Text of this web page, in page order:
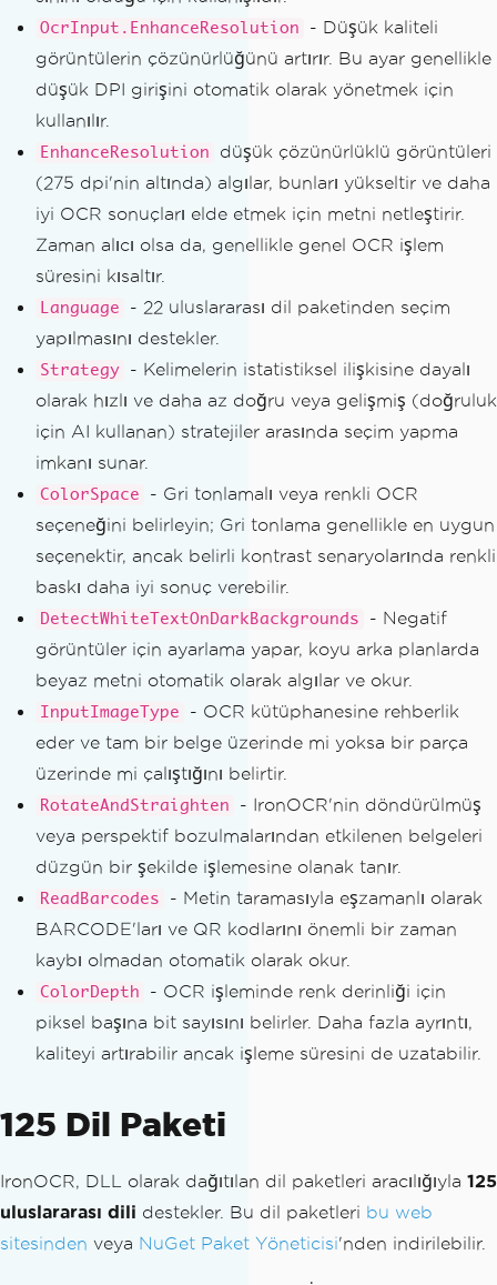
OcrInput.EnhanceResolution
- Düşük kaliteli
görüntülerin çözünürlüğünü artırır. Bu ayar genellikle
düşük DPI girişini otomatik olarak yönetmek için
kullanılır.
EnhanceResolution
düşük çözünürlüklü görüntüleri
(275 dpi'nin altında) algılar, bunları yükseltir ve daha
iyi OCR sonuçları elde etmek için metni netleştirir.
Zaman alıcı olsa da, genellikle genel OCR işlem
süresini kısaltır.
Language
- 22 uluslararası dil paketinden seçim
yapılmasını destekler.
Strategy
- Kelimelerin istatistiksel ilişkisine dayalı
olarak hızlı ve daha az doğru veya gelişmiş (doğruluk
için AI kullanan) stratejiler arasında seçim yapma
imkanı sunar.
ColorSpace
- Gri tonlamalı veya renkli OCR
seçeneğini belirleyin; Gri tonlama genellikle en uygun
seçenektir, ancak belirli kontrast senaryolarında renkli
baskı daha iyi sonuç verebilir.
DetectWhiteTextOnDarkBackgrounds
- Negatif
görüntüler için ayarlama yapar, koyu arka planlarda
beyaz metni otomatik olarak algılar ve okur.
InputImageType
- OCR kütüphanesine rehberlik
eder ve tam bir belge üzerinde mi yoksa bir parça
üzerinde mi çalıştığını belirtir.
RotateAndStraighten
- IronOCR'nin döndürülmüş
veya perspektif bozulmalarından etkilenen belgeleri
düzgün bir şekilde işlemesine olanak tanır.
ReadBarcodes
- Metin taramasıyla eşzamanlı olarak
BARCODE'ları ve QR kodlarını önemli bir zaman
kaybı olmadan otomatik olarak okur.
ColorDepth
- OCR işleminde renk derinliği için
piksel başına bit sayısını belirler. Daha fazla ayrıntı,
kaliteyi artırabilir ancak işleme süresini de uzatabilir.
125 Dil Paketi
IronOCR, DLL olarak dağıtılan dil paketleri aracılığıyla 125
uluslararası dili destekler. Bu dil paketleri bu web
sitesinden veya NuGet Paket Yöneticisi'nden indirilebilir.